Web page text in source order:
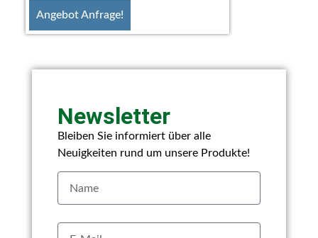
Angebot Anfrage!
Newsletter
Bleiben Sie informiert über alle
Neuigkeiten rund um unsere Produkte!